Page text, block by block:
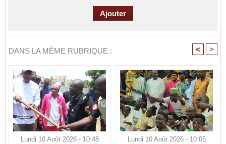
DANS LA MÊME RUBRIQUE : < >
Lundi 10 Août 2026 - 10:48 Lundi 10 Août 2026 - 10:05